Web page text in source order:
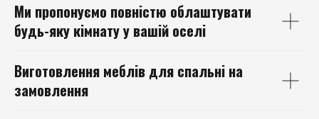
Ми пропонуємо повністю облаштувати
будь-яку кімнату у вашій оселі
Виготовлення меблів для спальні на
замовлення